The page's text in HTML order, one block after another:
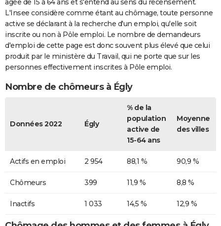
âgée de 15 à 64 ans et s'entend au sens du recensement.
L'Insee considère comme étant au chômage, toute personne
active se déclarant à la recherche d'un emploi, qu'elle soit
inscrite ou non à Pôle emploi. Le nombre de demandeurs
d'emploi de cette page est donc souvent plus élevé que celui
produit par le ministère du Travail, qui ne porte que sur les
personnes effectivement inscrites à Pôle emploi.
Nombre de chômeurs à Égly
Données 2022 Égly
% de la
population
active de
15-64 ans
Moyenne
des villes
Actifs en emploi 2 954 88,1 % 90,9 %
Chômeurs 399 11,9 % 8,8 %
Inactifs 1 033 14,5 % 12,9 %